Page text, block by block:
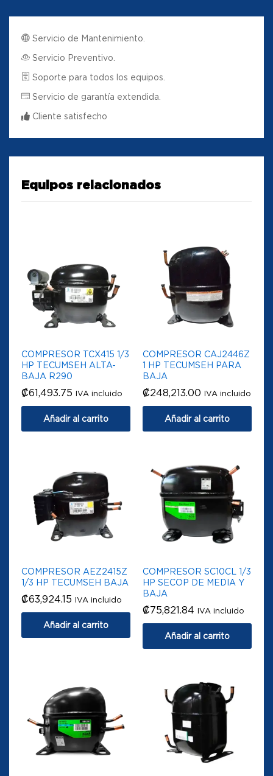
Servicio de Mantenimiento.
Servicio Preventivo.
Soporte para todos los equipos.
Servicio de garantía extendida.
Cliente satisfecho
Equipos relacionados
COMPRESOR TCX415 1/3
HP TECUMSEH ALTA-
BAJA R290
₡61,493.75 IVA incluido
Añadir al carrito
COMPRESOR CAJ2446Z
1 HP TECUMSEH PARA
BAJA
₡248,213.00 IVA incluido
Añadir al carrito
COMPRESOR AEZ2415Z
1/3 HP TECUMSEH BAJA
₡63,924.15 IVA incluido
Añadir al carrito
COMPRESOR SC10CL 1/3
HP SECOP DE MEDIA Y
BAJA
₡75,821.84 IVA incluido
Añadir al carrito